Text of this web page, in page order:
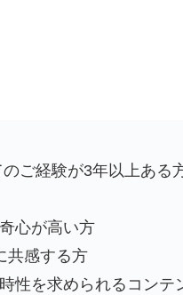
のご経験が3年以上ある
心が高い方
共感する方
性を求められるコン